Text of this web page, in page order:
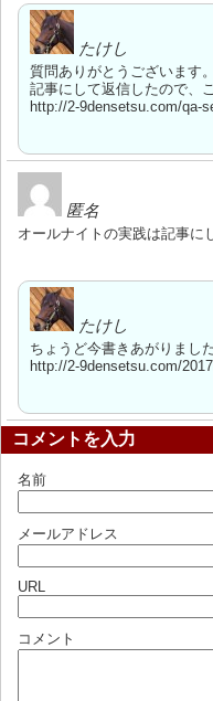
たけし
質問ありがとうございます。
記事にして返信したので、
http://2-9densetsu.com/qa-
匿名
オールナイトの実践は記事に
たけし
ちょうど今書きあがりまし
http://2-9densetsu.com/
コメントを入力
名前
メールアドレス
URL
コメント